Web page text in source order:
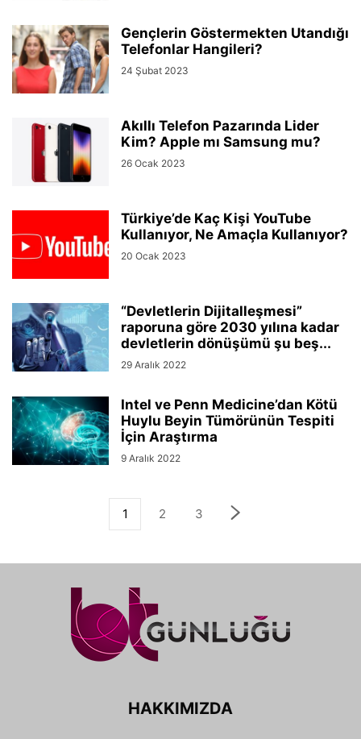
Gençlerin Göstermekten Utandığı
Telefonlar Hangileri?
24 Şubat 2023
Akıllı Telefon Pazarında Lider
Kim? Apple mı Samsung mu?
26 Ocak 2023
Türkiye’de Kaç Kişi YouTube
Kullanıyor, Ne Amaçla Kullanıyor?
20 Ocak 2023
“Devletlerin Dijitalleşmesi”
raporuna göre 2030 yılına kadar
devletlerin dönüşümü şu beş...
29 Aralık 2022
Intel ve Penn Medicine’dan Kötü
Huylu Beyin Tümörünün Tespiti
İçin Araştırma
9 Aralık 2022
1 2 3
HAKKIMIZDA